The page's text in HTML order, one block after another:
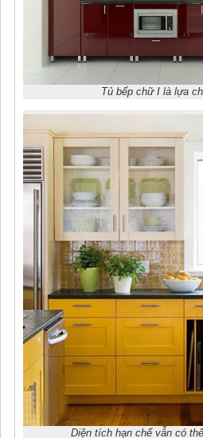
Tủ bếp chữ I là lựa
Diện tích hạn chế vẫn có